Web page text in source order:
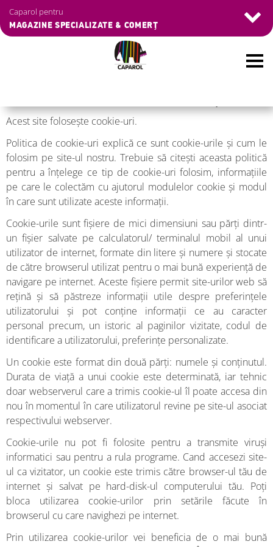
to
main
content
Caparol pentru
MAGAZINE SPECIALIZATE & COMERȚ
Acest site folosește cookie-uri.
Politica de cookie-uri explică ce sunt cookie-urile și cum le
folosim pe site-ul nostru. Trebuie să citești aceasta politică
pentru a înțelege ce tip de cookie-uri folosim, informațiile
pe care le colectăm cu ajutorul modulelor cookie și modul
în care sunt utilizate aceste informații.
Cookie-urile sunt fișiere de mici dimensiuni sau părți dintr-
un fișier salvate pe calculatorul/ terminalul mobil al unui
utilizator de internet, formate din litere și numere și stocate
de către browserul utilizat pentru o mai bună experiență de
navigare pe internet. Aceste fișiere permit site-urilor web să
rețină și să păstreze informații utile despre preferințele
utilizatorului și pot conține informații ce au caracter
personal precum, un istoric al paginilor vizitate, codul de
identificare a utilizatorului, preferințe personalizate.
Un cookie este format din două părți: numele și conținutul.
Durata de viață a unui cookie este determinată, iar tehnic
doar webserverul care a trimis cookie-ul îl poate accesa din
nou în momentul în care utilizatorul revine pe site-ul asociat
respectivului webserver.
Cookie-urile nu pot fi folosite pentru a transmite viruși
informatici sau pentru a rula programe. Cand accesezi site-
ul ca vizitator, un cookie este trimis către browser-ul tău de
internet și salvat pe hard-disk-ul computerului tău. Poți
bloca utilizarea cookie-urilor prin setările făcute în
browserul cu care navighezi pe internet.
Prin utilizarea cookie-urilor vei beneficia de o mai bună